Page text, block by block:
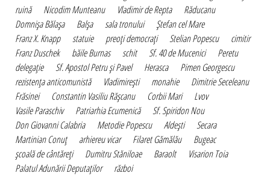
ruină
Nicodim Munteanu Vladimir de Repta
Răducanu
Domnişa Bălaşa
Balşa sala tronului
Ştefan cel Mare
Franz X. Knapp
statuie preoţi democraţi Stelian Popescu
cimitir
Franz Duschek
băile Burnas schit Sf. 40 de Mucenici
Peretu
delegaţie
Sf. Apostol Petru şi Pavel Herasca
Pimen Georgescu
rezistenţa anticomunistă
Vladimireşti monahie
Dimitrie Seceleanu
Frăsinei
Constantin Vasiliu Răşcanu Corbii Mari
Lvov
Vasile Paraschiv
Patriarhia Ecumenică
Sf. Spiridon Nou
Don Giovanni Calabria
Metodie Popescu Aldeşti
Secara
Martinian Conuţ
arhiereu vicar Filaret Gămălău
Bugeac
şcoală de cântăreţi
Dumitru Stăniloae Baraolt
Visarion Toia
Palatul Adunării Deputaţilor
război